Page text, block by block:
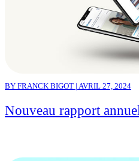
BY FRANCK BIGOT | AVRIL 27, 2024
Nouveau rapport